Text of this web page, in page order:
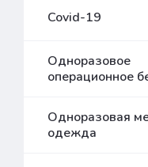
Covid-19
Одноразовое
операционное
Одноразовая
одежда